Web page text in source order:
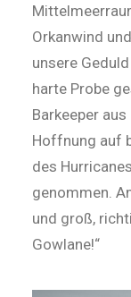
Orkanwind
unsere
harte Probe
Barkeeper aus
Hoffnung auf
des
genommen.
und groß,
Gowlane!“